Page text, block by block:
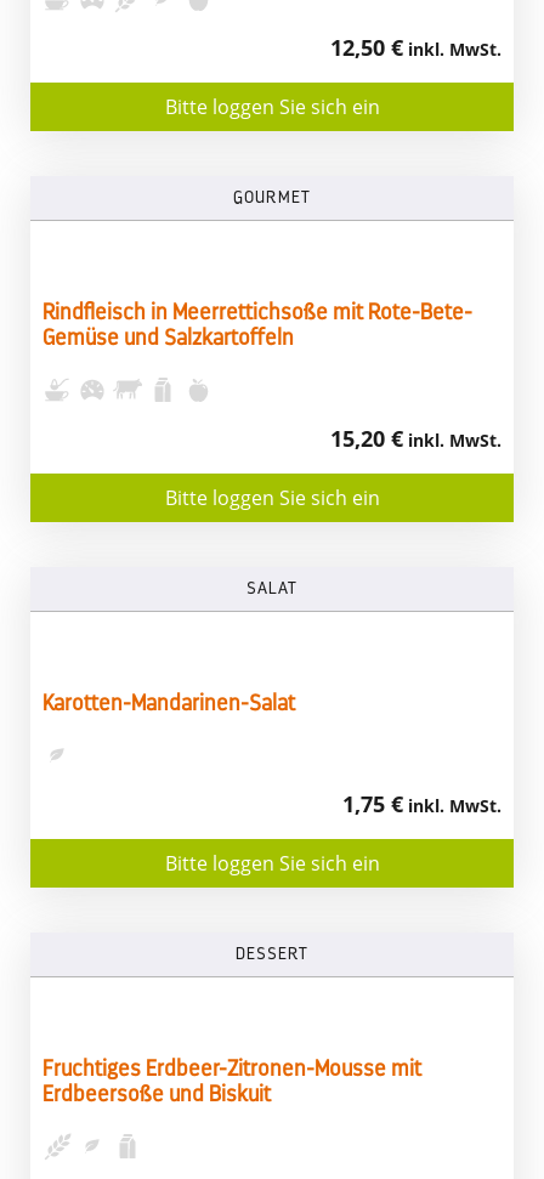
12,50 € inkl. MwSt.
Bitte loggen Sie sich ein
GOURMET
Rindfleisch in Meerrettichsoße mit Rote-Bete-
Gemüse und Salzkartoffeln
15,20 € inkl. MwSt.
Bitte loggen Sie sich ein
SALAT
Karotten-Mandarinen-Salat
1,75 € inkl. MwSt.
Bitte loggen Sie sich ein
DESSERT
Fruchtiges Erdbeer-Zitronen-Mousse mit
Erdbeersoße und Biskuit